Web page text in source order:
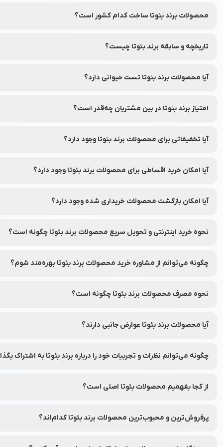
فعالیت می‌کند.
محصولات برند بئوتا ساخت کدام کشور است؟
تاریخچه و سابقه برند بئوتا چیست؟
آیا محصولات برند بئوتا تست حیوانی دارد؟
امتیاز برند بئوتا در بین مشتریان چه‌قدر است؟
آیا تخفیفاتی برای محصولات برند بئوتا وجود دارد؟
آیا امکان خرید اقساطی برای محصولات برند بئوتا وجود دارد؟
آیا امکان بازگشت محصولات خریداری شده وجود دارد؟
نحوه خرید اینترنتی و تحویل سریع محصولات برند بئوتا چگونه است؟
چگونه می‌توانم از مشاوره خرید محصولات برند بئوتا بهره‌مند شوم؟
نحوه مصرف محصولات برند بئوتا چگونه است؟
آیا محصولات برند بئوتا عوارض جانبی دارند؟
چگونه می‌توانم نظرات و تجربیات خود را درباره برند بئوتا به اشتراک
از کجا بفهمیم محصولات بئوتا اصلی است؟
پرفروش‌ترین و محبوب‌ترین محصولات برند بئوتا کدام‌اند؟